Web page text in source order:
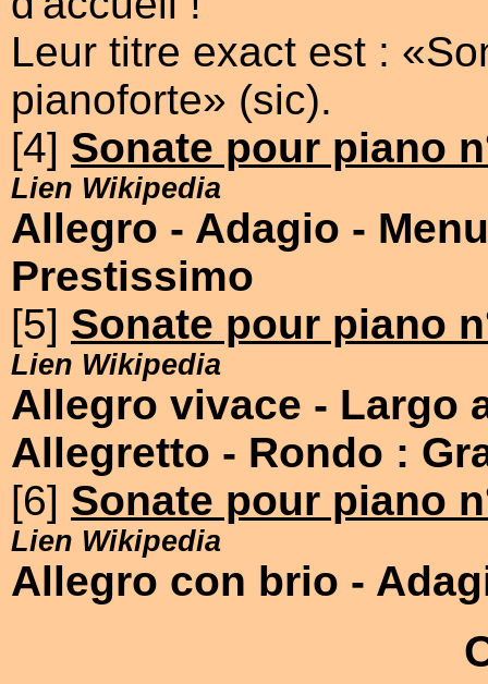
Leur titre exact est :
pianoforte» (sic).
[4] Sonate pour piano
Lien Wikipedia
Allegro - Adagio -
Prestissimo
[5] Sonate pour piano
Lien Wikipedia
Allegro vivace - Largo
Allegretto - Rondo :
[6] Sonate pour piano
Lien Wikipedia
Allegro con brio -